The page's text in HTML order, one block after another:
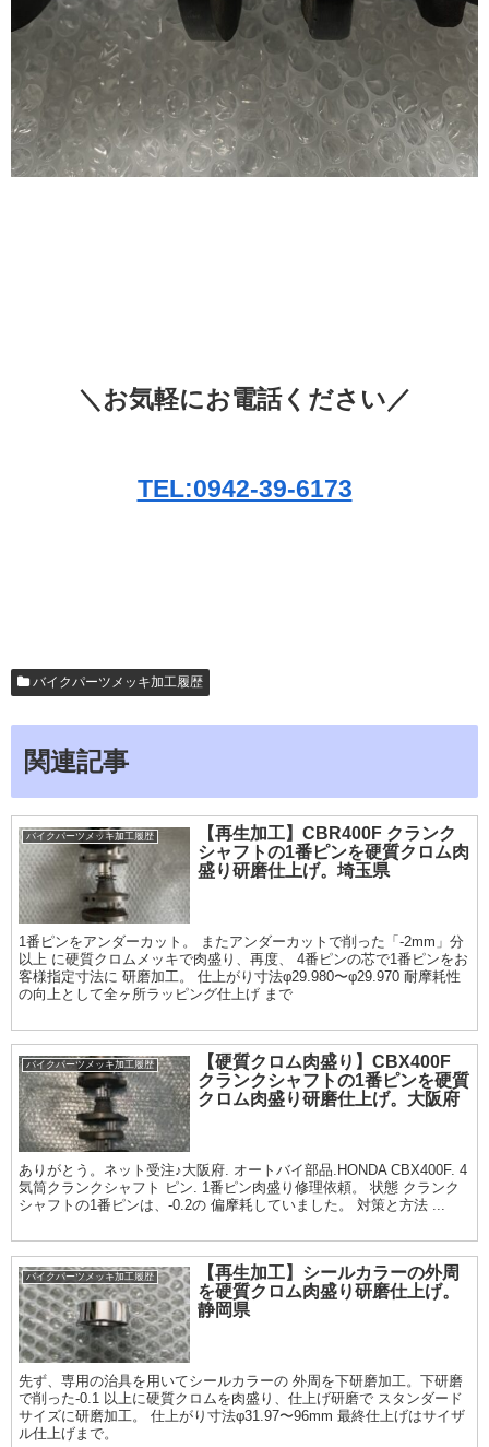
＼お気軽にお電話ください／
TEL:0942-39-6173
バイクパーツメッキ加工履歴
関連記事
バイクパーツメッキ加工履歴
【再生加工】CBR400F クランク
シャフトの1番ピンを硬質クロム肉
盛り研磨仕上げ。埼玉県
1番ピンをアンダーカット。 またアンダーカットで削った「-2mm」分
以上 に硬質クロムメッキで肉盛り、再度、 4番ピンの芯で1番ピンをお
客様指定寸法に 研磨加工。 仕上がり寸法φ29.980〜φ29.970 耐摩耗性
の向上として全ヶ所ラッピング仕上げ まで
バイクパーツメッキ加工履歴
【硬質クロム肉盛り】CBX400F
クランクシャフトの1番ピンを硬質
クロム肉盛り研磨仕上げ。大阪府
ありがとう。ネット受注♪大阪府. オートバイ部品.HONDA CBX400F. 4
気筒クランクシャフト ピン. 1番ピン肉盛り修理依頼。 状態 クランク
シャフトの1番ピンは、-0.2の 偏摩耗していました。 対策と方法 ...
バイクパーツメッキ加工履歴
【再生加工】シールカラーの外周
を硬質クロム肉盛り研磨仕上げ。
静岡県
先ず、専用の治具を用いてシールカラーの 外周を下研磨加工。下研磨
で削った-0.1 以上に硬質クロムを肉盛り、仕上げ研磨で スタンダード
サイズに研磨加工。 仕上がり寸法φ31.97〜96mm 最終仕上げはサイザ
ル仕上げまで。